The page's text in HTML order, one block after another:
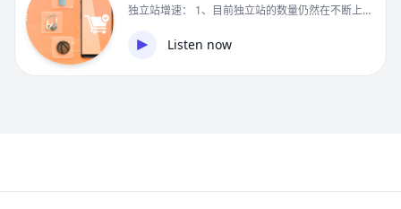
独立站增速： 1、目前独立站的数量仍然在不断上
经达到250万+， […]
Listen now